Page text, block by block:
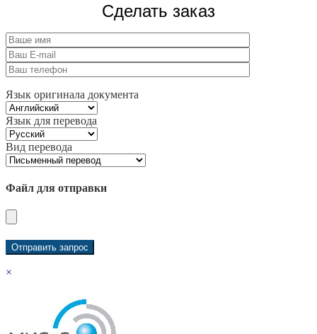
Сделать заказ
Язык оригинала документа
Язык для перевода
Вид перевода
Файл для отправки
×